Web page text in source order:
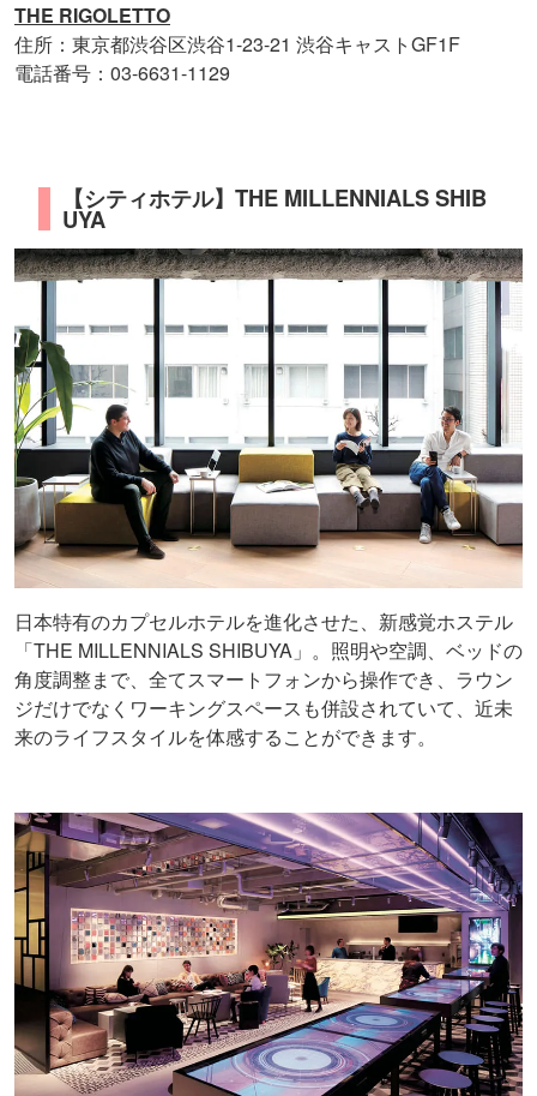
THE RIGOLETTO
住所：東京都渋谷区渋谷1-23-21 渋谷キャストGF1F
電話番号：03-6631-1129
【シティホテル】THE MILLENNIALS SHIB
UYA
日本特有のカプセルホテルを進化させた、新感覚ホステル
「THE MILLENNIALS SHIBUYA」。照明や空調、ベッドの
角度調整まで、全てスマートフォンから操作でき、ラウン
ジだけでなくワーキングスペースも併設されていて、近未
来のライフスタイルを体感することができます。